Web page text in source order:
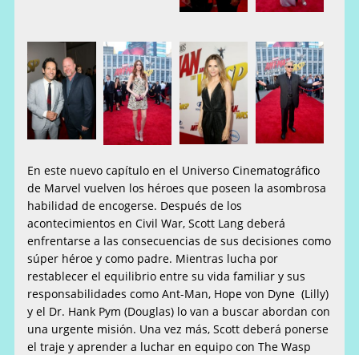
En este nuevo capítulo en el Universo Cinematográfico
de Marvel vuelven los héroes que poseen la asombrosa
habilidad de encogerse. Después de los
acontecimientos en Civil War, Scott Lang deberá
enfrentarse a las consecuencias de sus decisiones como
súper héroe y como padre. Mientras lucha por
restablecer el equilibrio entre su vida familiar y sus
responsabilidades como Ant-Man, Hope von Dyne (Lilly)
y el Dr. Hank Pym (Douglas) lo van a buscar abordan con
una urgente misión. Una vez más, Scott deberá ponerse
el traje y aprender a luchar en equipo con The Wasp